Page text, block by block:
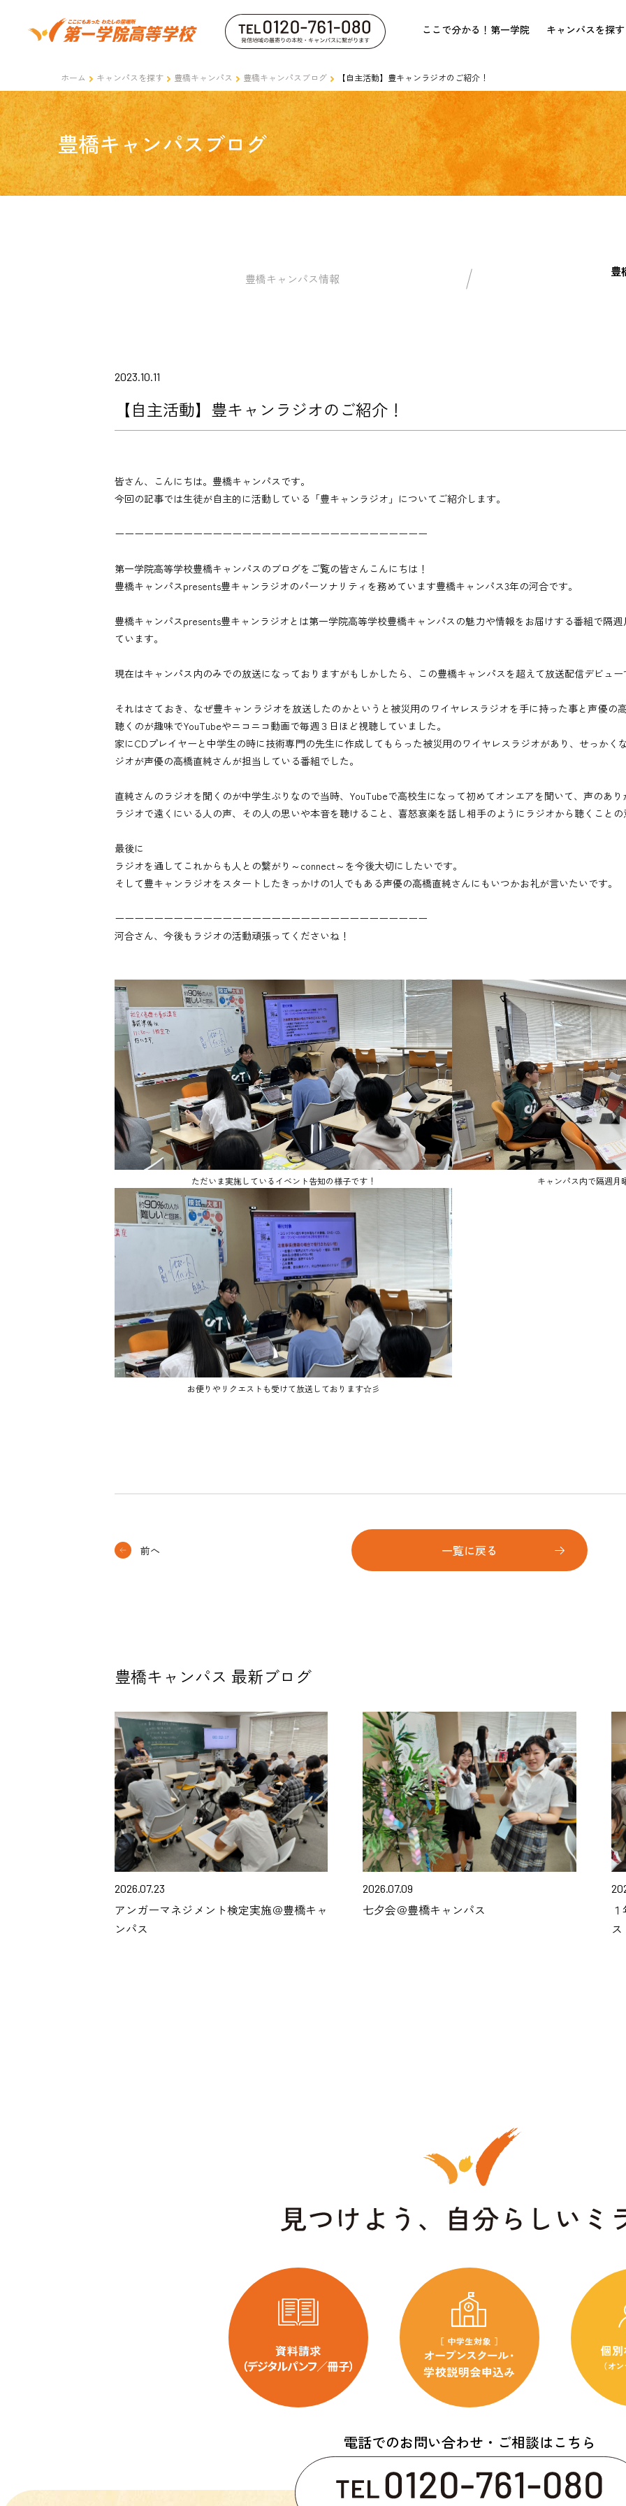
ここで分かる！第一学院 キャンパスを探す
ホーム キャンパスを探す 豊橋キャンパス 豊橋キャンパスブログ 【自主活動】豊キャンラジオのご紹介！
豊橋キャンパスブログ
豊橋キャンパス情報
豊
2023.10.11
【自主活動】豊キャンラジオのご紹介！
皆さん、こんにちは。豊橋キャンパスです。
今回の記事では生徒が自主的に活動している「豊キャンラジオ」についてご紹介します。
ーーーーーーーーーーーーーーーーーーーーーーーーーーーーーーーー
第一学院高等学校豊橋キャンパスのブログをご覧の皆さんこんにちは！
豊橋キャンパスpresents豊キャンラジオのパーソナリティを務めています豊橋キャンパス3年の河合です。
豊橋キャンパスpresents豊キャンラジオとは第一学院高等学校豊橋キャンパスの魅力や情報をお届けする番組で隔週
ています。
現在はキャンパス内のみでの放送になっておりますがもしかしたら、この豊橋キャンパスを超えて放送配信デビュ
それはさておき、なぜ豊キャンラジオを放送したのかというと被災用のワイヤレスラジオを手に持った事と声優の
聴くのが趣味でYouTubeやニコニコ動画で毎週３日ほど視聴していました。
家にCDプレイヤーと中学生の時に技術専門の先生に作成してもらった被災用のワイヤレスラジオがあり、せっか
ジオが声優の高橋直純さんが担当している番組でした。
直純さんのラジオを聞くのが中学生ぶりなので当時、YouTubeで高校生になって初めてオンエアを聞いて、声のあ
ラジオで遠くにいる人の声、その人の思いや本音を聴けること、喜怒哀楽を話し相手のようにラジオから聴くこと
最後に
ラジオを通してこれからも人との繋がり～connect～を今後大切にしたいです。
そして豊キャンラジオをスタートしたきっかけの1人でもある声優の高橋直純さんにもいつかお礼が言いたいです。
ーーーーーーーーーーーーーーーーーーーーーーーーーーーーーーーー
河合さん、今後もラジオの活動頑張ってくださいね！
ただいま実施しているイベント告知の様子です！ キャンパス内で隔週
お便りやリクエストも受けて放送しております☆彡
前へ 一覧に戻る
豊橋キャンパス 最新ブログ
2026.07.23
アンガーマネジメント検定実施＠豊橋キャ
ンパス
2026.07.09
七夕会＠豊橋キャンパス
ス
電話でのお問い合わせ・ご相談はこちら